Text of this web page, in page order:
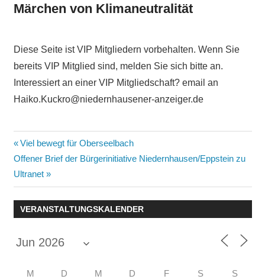
Märchen von Klimaneutralität
Diese Seite ist VIP Mitgliedern vorbehalten. Wenn Sie
bereits VIP Mitglied sind, melden Sie sich bitte an.
Interessiert an einer VIP Mitgliedschaft? email an
Haiko.Kuckro@niedernhausener-anzeiger.de
Beitragsnavigation
Vorheriger
Beitrag:
Viel bewegt für Oberseelbach
Nächster
Beitrag:
Offener Brief der Bürgerinitiative Niedernhausen/Eppstein zu
Ultranet
VERANSTALTUNGSKALENDER
M D M D F S S